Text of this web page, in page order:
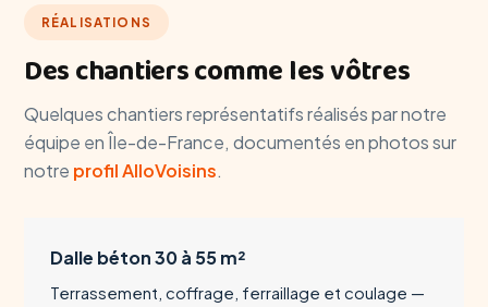
RÉALISATIONS
Des chantiers comme les vôtres
Quelques chantiers représentatifs réalisés par notre
équipe en Île-de-France, documentés en photos sur
notre profil AlloVoisins.
Dalle béton 30 à 55 m²
Terrassement, coffrage, ferraillage et coulage —